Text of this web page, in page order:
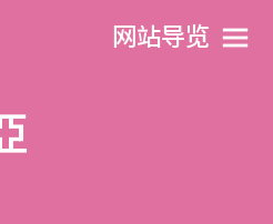
网站导览